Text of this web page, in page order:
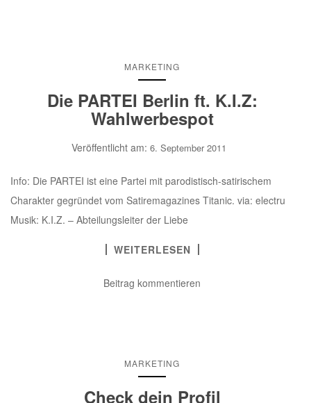
MARKETING
Die PARTEI Berlin ft. K.I.Z:
Wahlwerbespot
Veröffentlicht am: 6. September 2011
Info: Die PARTEI ist eine Partei mit parodistisch-satirischem
Charakter gegründet vom Satiremagazines Titanic. via: electru
Musik: K.I.Z. – Abteilungsleiter der Liebe
WEITERLESEN
Beitrag kommentieren
MARKETING
Check dein Profil